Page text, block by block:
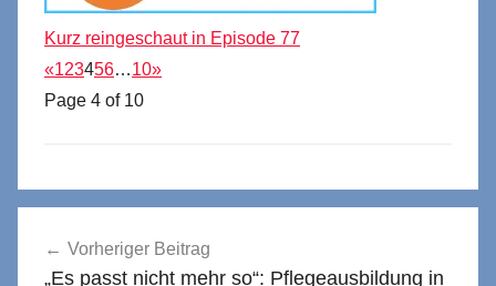
Kurz reingeschaut in Episode 77
«123456…10»
Page 4 of 10
Vorheriger Beitrag
„Es passt nicht mehr so“: Pflegeausbildung in